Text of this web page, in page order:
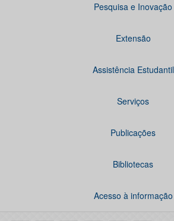
Pesquisa e Inovação
Extensão
Assistência Estudantil
Serviços
Publicações
Bibliotecas
Acesso à informação